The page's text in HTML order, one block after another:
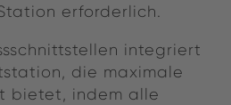
erforderlich.
integriert
die maximale
bietet, indem alle